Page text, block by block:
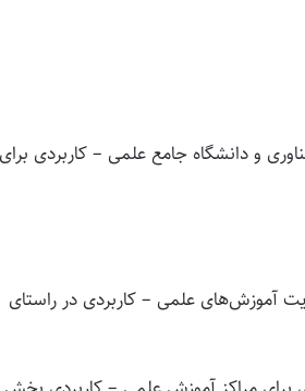
و دانشگاه جامع علمی – کاربردی برای
آموزش‌های علمی – کاربردی در راستای